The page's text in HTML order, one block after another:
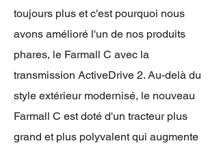
toujours plus et c'est pourquoi nous
avons amélioré l'un de nos produits
phares, le Farmall C avec la
transmission ActiveDrive 2. Au-delà du
style extérieur modernisé, le nouveau
Farmall C est doté d'un tracteur plus
grand et plus polyvalent qui augmente